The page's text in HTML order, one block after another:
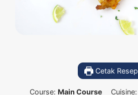
Cetak Resep
Course: Main Course Cuisine: